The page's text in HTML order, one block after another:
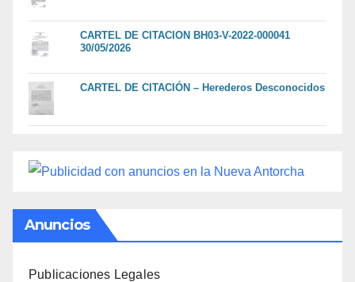
CARTEL DE CITACION BH03-V-2022-000041
30/05/2026
CARTEL DE CITACIÓN – Herederos Desconocidos
Anuncios
Publicaciones Legales